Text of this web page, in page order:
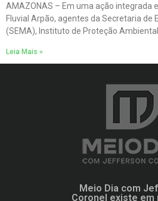
AMAZONAS – Em uma ação integrada
Fluvial Arpão, agentes da Secretaria de
(SEMA), Instituto de Proteção Ambiental
Leia Mais »
Meio Dia com
Coronel existe em